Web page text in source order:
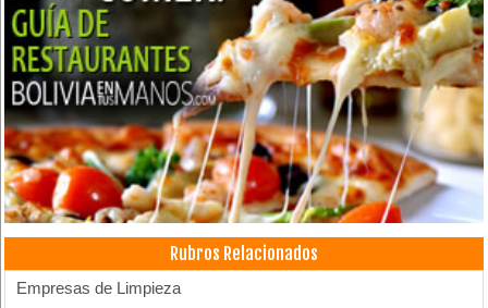
Rubros Relacionados
Empresas de Limpieza